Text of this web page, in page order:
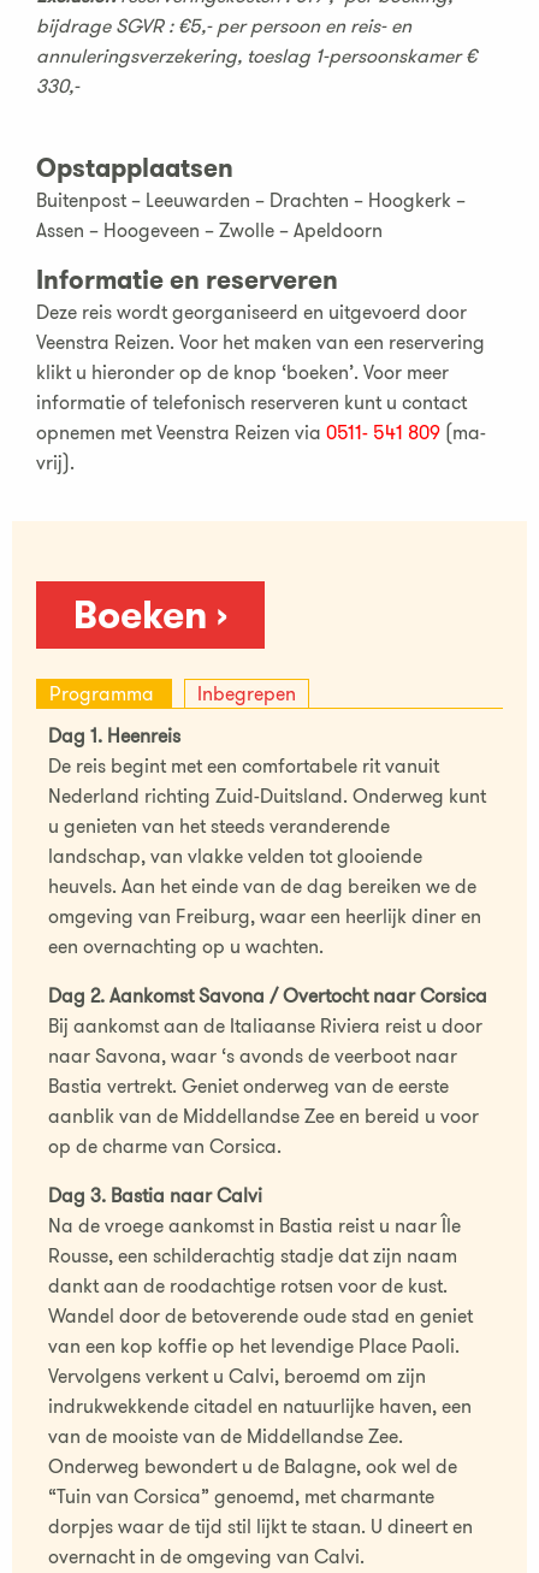
bijdrage SGVR : €5,- per persoon en reis- en
annuleringsverzekering, toeslag 1-persoonskamer €
330,-
Opstapplaatsen
Buitenpost – Leeuwarden – Drachten – Hoogkerk –
Assen – Hoogeveen – Zwolle – Apeldoorn
Informatie en reserveren
Deze reis wordt georganiseerd en uitgevoerd door
Veenstra Reizen. Voor het maken van een reservering
klikt u hieronder op de knop ‘boeken’. Voor meer
informatie of telefonisch reserveren kunt u contact
opnemen met Veenstra Reizen via 0511- 541 809 (ma-
vrij).
Boeken ›
Programma
Inbegrepen
Dag 1. Heenreis
De reis begint met een comfortabele rit vanuit
Nederland richting Zuid-Duitsland. Onderweg kunt
u genieten van het steeds veranderende
landschap, van vlakke velden tot glooiende
heuvels. Aan het einde van de dag bereiken we de
omgeving van Freiburg, waar een heerlijk diner en
een overnachting op u wachten.
Dag 2. Aankomst Savona / Overtocht naar Corsica
Bij aankomst aan de Italiaanse Riviera reist u door
naar Savona, waar ‘s avonds de veerboot naar
Bastia vertrekt. Geniet onderweg van de eerste
aanblik van de Middellandse Zee en bereid u voor
op de charme van Corsica.
Dag 3. Bastia naar Calvi
Na de vroege aankomst in Bastia reist u naar Île
Rousse, een schilderachtig stadje dat zijn naam
dankt aan de roodachtige rotsen voor de kust.
Wandel door de betoverende oude stad en geniet
van een kop koffie op het levendige Place Paoli.
Vervolgens verkent u Calvi, beroemd om zijn
indrukwekkende citadel en natuurlijke haven, een
van de mooiste van de Middellandse Zee.
Onderweg bewondert u de Balagne, ook wel de
“Tuin van Corsica” genoemd, met charmante
dorpjes waar de tijd stil lijkt te staan. U dineert en
overnacht in de omgeving van Calvi.